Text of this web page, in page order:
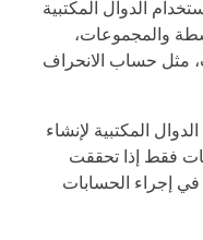
الدوال المكتبية
والمجموعات،
مثل حساب الانحراف
المكتبية لإنشاء
فقط إذا تحققت
إجراء الحسابات